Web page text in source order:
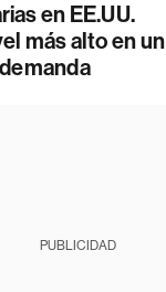
en EE.UU.
más alto en un
PUBLICIDAD